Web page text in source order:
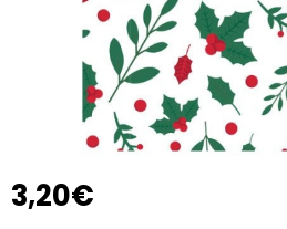
3,20€